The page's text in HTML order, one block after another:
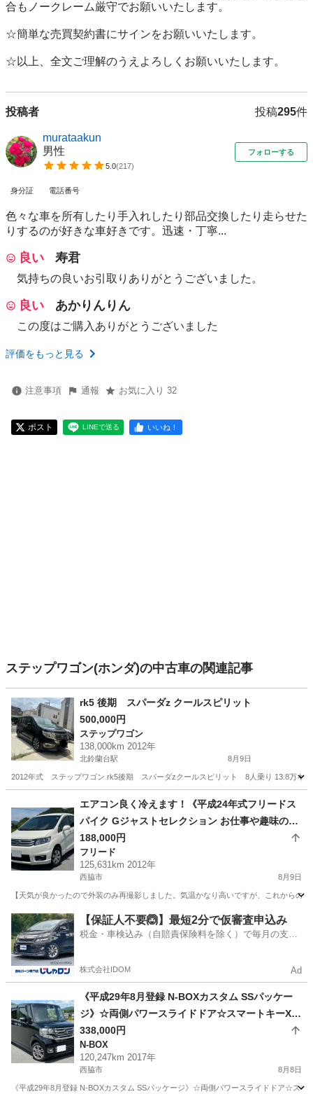
合もノークレーム厳守でお願いいたします。
☆簡単な売買契約書にサインをお願いいたします。
☆以上、全文ご理解のうえよろしくお願いいたします。
投稿者 投稿295件
murataakun
男性
5.0(217)
フォローする
身分証 電話番号
色々な車を所有したり手入れしたり部品交換したり走らせた
りするのが好きな車好きです。迅速・丁寧...
良い 寿君
気持ちの良いお引取りありがとうございました。
良い あかりんりん
この度はご購入ありがとうございました
評価をもっと見る
注意事項 通報 お気に入り 32
ポスト LINEで送る いいね！
ステップワゴン(ホンダ)の中古車の関連記事
rk5 後期 スパーダz クールスピリット
500,000円
ステップワゴン
138,000km 2012年
北鈴蘭台駅 8月9日
2012年式 ステップワゴン rk5後期 スパーダzクールスピリット 8人乗り 13.8万キロ(
北鈴蘭台駅 ステップワゴン
エアコン良く冷えます！《平成24年式フリードス
パイク Gジャストセレクション お仕事や趣味の道
具運びにも！》両側パワースライドドア☆スマー
トキーX2個☆Gathersナビ☆バックモニター☆ET
C☆前後ドライブレコーダー☆H.I.D☆荷室灯☆ク
188,000円
フリード
125,631km 2012年
西脇市 8月9日
【天気が良かったので外装のみ再撮影しました。気温かなり高いですが、これから
兵庫 西脇市 フリード 車両
【保証人不要🙆】最短2分で仮審査申込み
税金・車検込み（自賠責保険料を除く）で毎月の支払
株式会社IDOM Ad
《平成29年8月登録 N-BOXカスタム SSパッケー
ジ》☆両側パワースライドドア☆スマートキーX2
個☆Gathersナビ☆Bluetooth☆バックモニター☆
地デジフルセグTV☆ETC☆VSA☆シートヒーター
☆【車両交換や下取りも応談】
338,000円
N-BOX
120,247km 2017年
西脇市 8月8日
《平成29年8月登録 N-BOXカスタム SSパッケージ》☆両側パワースライドドア☆